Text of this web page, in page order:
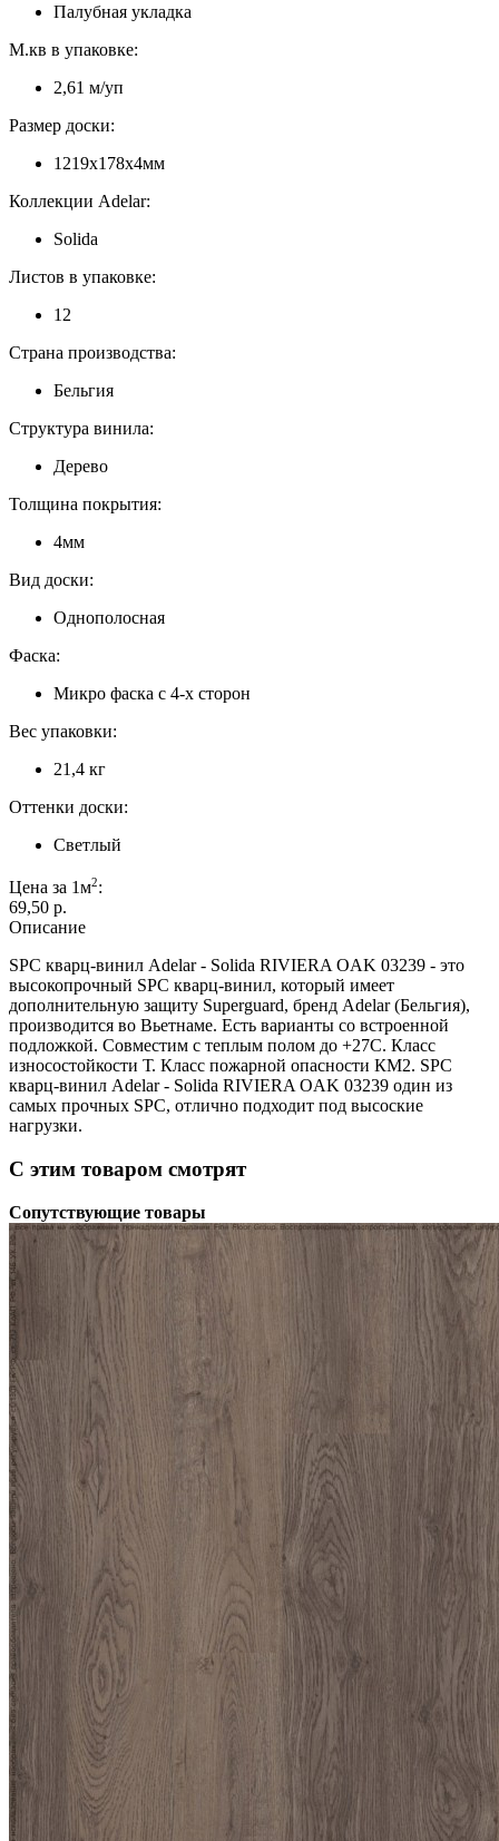
Палубная укладка
М.кв в упаковке:
2,61 м/уп
Размер доски:
1219x178x4мм
Коллекции Adelar:
Solida
Листов в упаковке:
12
Страна производства:
Бельгия
Структура винила:
Дерево
Толщина покрытия:
4мм
Вид доски:
Однополосная
Фаска:
Микро фаска с 4-х сторон
Вес упаковки:
21,4 кг
Оттенки доски:
Светлый
Цена за 1м2:
69,50 p.
Описание
SPC кварц-винил Adelar - Solida RIVIERA OAK 03239 - это
высокопрочный SPC кварц-винил, который имеет
дополнительную защиту Superguard, бренд Adelar (Бельгия),
производится во Вьетнаме. Есть варианты со встроенной
подложкой. Совместим с теплым полом до +27С. Класс
износостойкости Т. Класс пожарной опасности КМ2. SPC
кварц-винил Adelar - Solida RIVIERA OAK 03239 один из
самых прочных SPC, отлично подходит под высоские
нагрузки.
С этим товаром смотрят
Сопутствующие товары